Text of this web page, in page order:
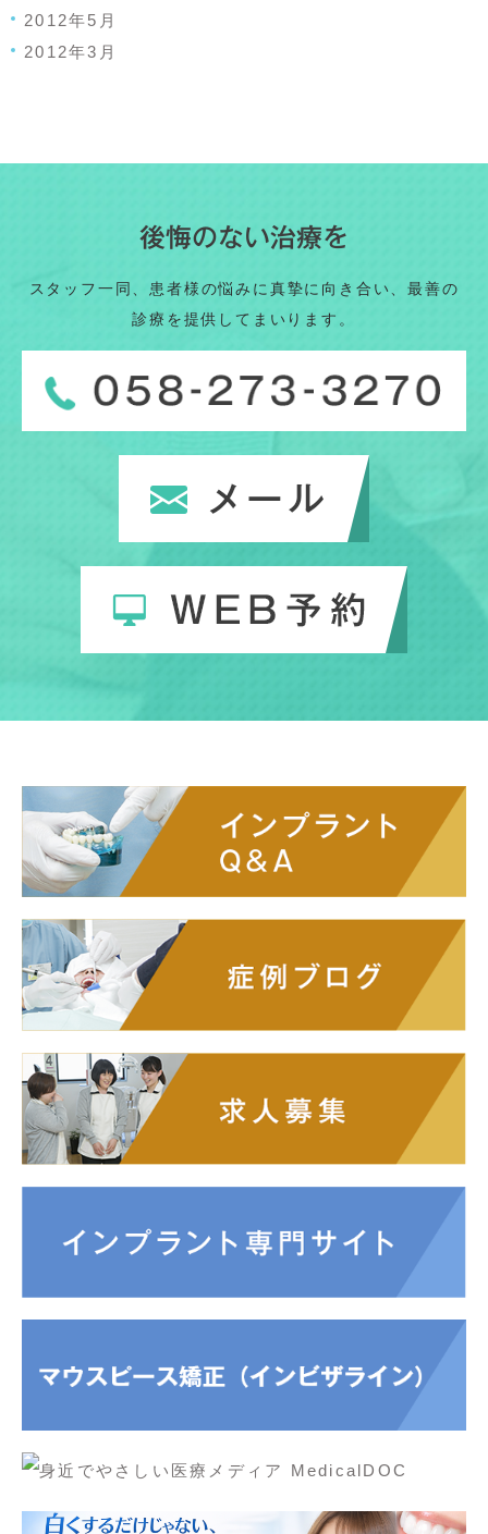
2012年5月
2012年3月
後悔のない治療を
スタッフ一同、患者様の悩みに真摯に向き合い、最善の
診療を提供してまいります。